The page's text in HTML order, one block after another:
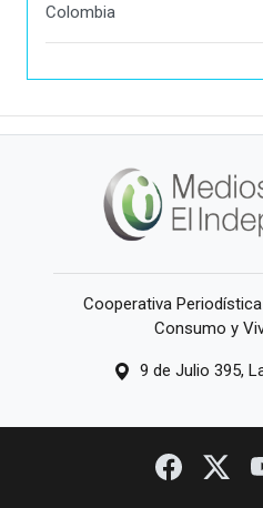
Colombia
Cooperativa
Consumo y
9 de Julio 395,